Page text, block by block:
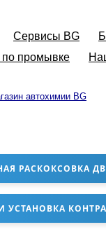
Сервисы BG
по промывке
РАСКОКСОВКА
УСТАНОВКА